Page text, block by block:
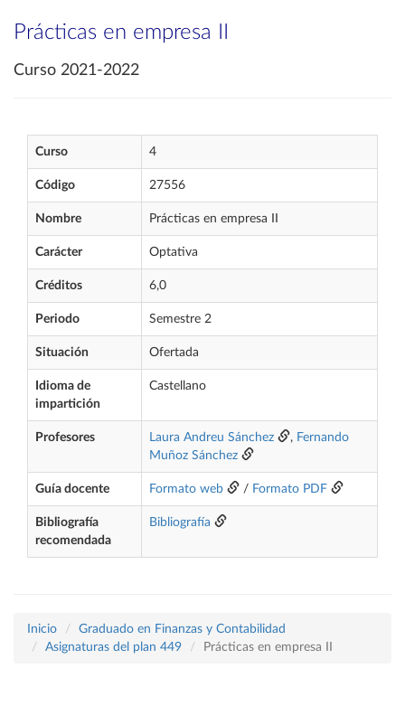
Prácticas en empresa II
Curso 2021-2022
Curso 4
Código 27556
Nombre Prácticas en empresa II
Carácter Optativa
Créditos 6,0
Periodo Semestre 2
Situación Ofertada
Idioma de
impartición
Castellano
Profesores Laura Andreu Sánchez , Fernando
Muñoz Sánchez
Guía docente Formato web / Formato PDF
Bibliografía
recomendada
Bibliografía
Inicio
Graduado en Finanzas y Contabilidad
Asignaturas del plan 449
Prácticas en empresa II